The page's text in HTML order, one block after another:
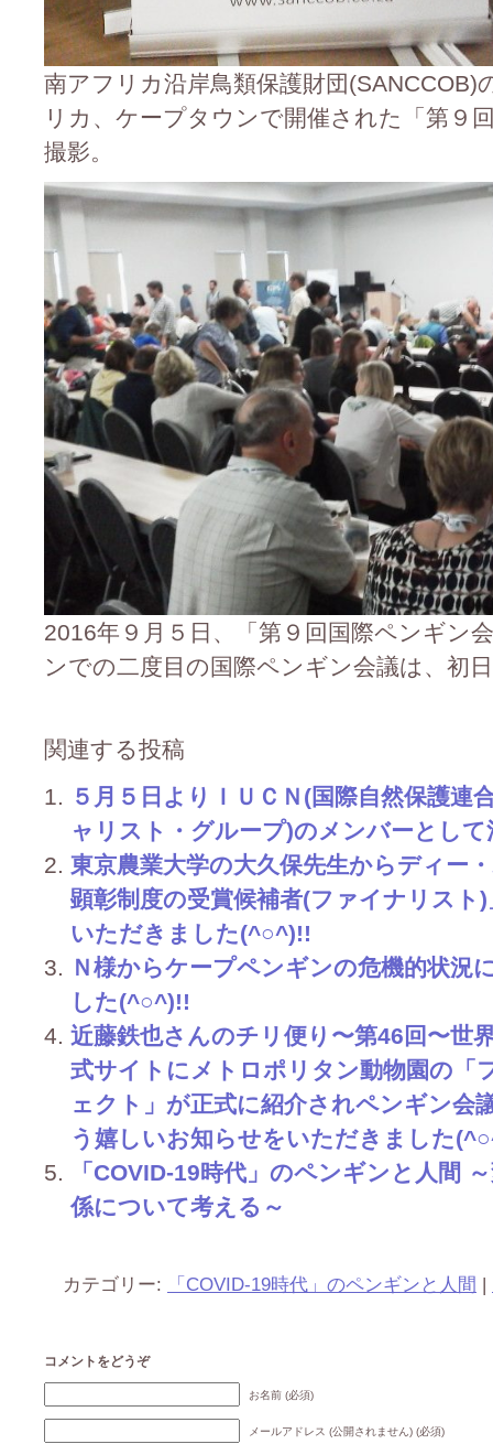
南アフリカ沿岸鳥類保護財団(SANCCOB)
リカ、ケープタウンで開催された「第９
撮影。
2016年９月５日、「第９回国際ペンギン
ンでの二度目の国際ペンギン会議は、初
関連する投稿
５月５日よりＩＵＣＮ(国際自然保護連
ャリスト・グループ)のメンバーとし
東京農業大学の大久保先生からディー
顕彰制度の受賞候補者(ファイナリス
いただきました(^○^)!!
Ｎ様からケープペンギンの危機的状況
した(^○^)!!
近藤鉄也さんのチリ便り〜第46回〜世
式サイトにメトロポリタン動物園の「
ェクト」が正式に紹介されペンギン会
う嬉しいお知らせをいただきました
「COVID-19時代」のペンギンと人間
係について考える～
カテゴリー: 「COVID-19時代」のペンギンと人間 |
コメントをどうぞ
お名前 (必須)
メールアドレス (公開されません) (必須)